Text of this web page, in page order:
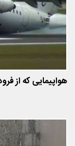
هواپیمایی که از